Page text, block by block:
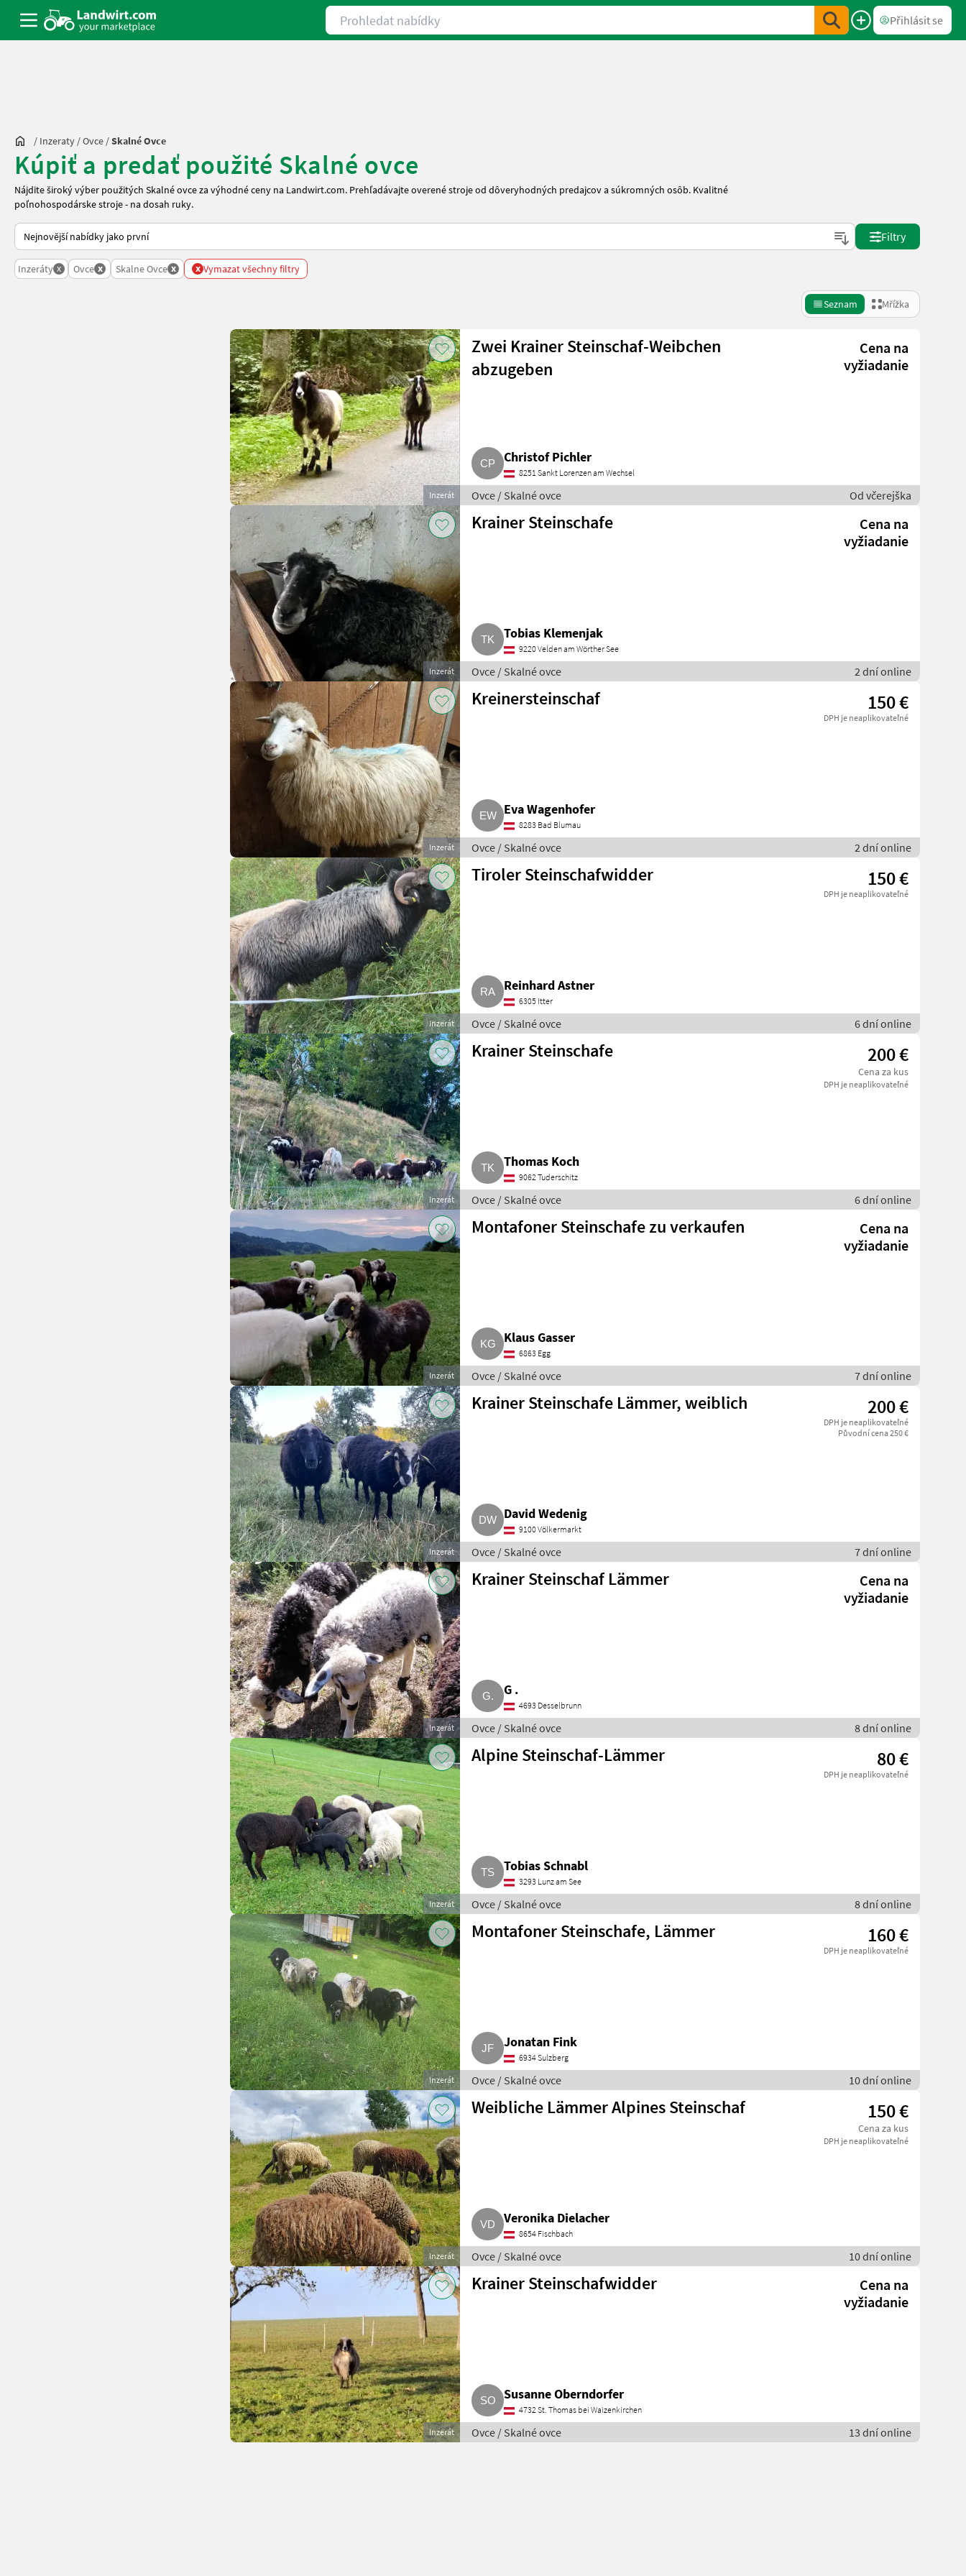
Prohledat nabídky
Přihlásit se
/ Inzeraty /Ovce /Skalné Ovce
Kúpiť a predať použité Skalné ovce
Nájdite široký výber použitých Skalné ovce za výhodné ceny na Landwirt.com. Prehľadávajte overené stroje od dôveryhodných predajcov a súkromných osôb. Kvalitné
poľnohospodárske stroje - na dosah ruky.
Takto se řadí nabídky na Landwirt.com
Filtry
Inzeráty x Ovce x Skalne Ovce x x Vymazat všechny filtry
Seznam Mřížka
Inzerát
Zwei Krainer Steinschaf-Weibchen
abzugeben
Cena na
vyžiadanie
Christof Pichler
8251 Sankt Lorenzen am Wechsel
Ovce / Skalné ovce Od včerejška
Inzerát
Krainer Steinschafe
Cena na
vyžiadanie
Tobias Klemenjak
9220 Velden am Wörther See
Ovce / Skalné ovce 2 dní online
Inzerát
Kreinersteinschaf 150 €
DPH je neaplikovateľné
Eva Wagenhofer
8283 Bad Blumau
Ovce / Skalné ovce 2 dní online
Inzerát
Tiroler Steinschafwidder 150 €
DPH je neaplikovateľné
Reinhard Astner
6305 Itter
Ovce / Skalné ovce 6 dní online
Inzerát
Krainer Steinschafe 200 €
Cena za kus
DPH je neaplikovateľné
Thomas Koch
9062 Tuderschitz
Ovce / Skalné ovce 6 dní online
Inzerát
Montafoner Steinschafe zu verkaufen
Cena na
vyžiadanie
Klaus Gasser
6863 Egg
Ovce / Skalné ovce 7 dní online
Inzerát
Krainer Steinschafe Lämmer, weiblich 200 €
DPH je neaplikovateľné
Původní cena 250 €
David Wedenig
9100 Völkermarkt
Ovce / Skalné ovce 7 dní online
Inzerát
Krainer Steinschaf Lämmer
Cena na
vyžiadanie
G .
4693 Desselbrunn
Ovce / Skalné ovce 8 dní online
Inzerát
Alpine Steinschaf-Lämmer 80 €
DPH je neaplikovateľné
Tobias Schnabl
3293 Lunz am See
Ovce / Skalné ovce 8 dní online
Inzerát
Montafoner Steinschafe, Lämmer 160 €
DPH je neaplikovateľné
Jonatan Fink
6934 Sulzberg
Ovce / Skalné ovce 10 dní online
Inzerát
Weibliche Lämmer Alpines Steinschaf 150 €
Cena za kus
DPH je neaplikovateľné
Veronika Dielacher
8654 Fischbach
Ovce / Skalné ovce 10 dní online
Inzerát
Krainer Steinschafwidder
Cena na
vyžiadanie
Susanne Oberndorfer
4732 St. Thomas bei Waizenkirchen
Ovce / Skalné ovce 13 dní online